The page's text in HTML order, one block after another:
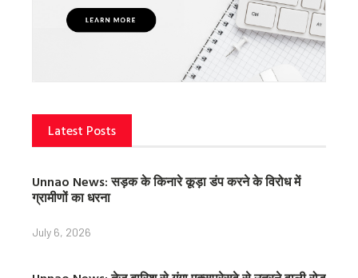
Latest Posts
Unnao News: सड़क के किनारे कूड़ा डंप करने के विरोध में
ग्रामीणों का धरना
July 6, 2026